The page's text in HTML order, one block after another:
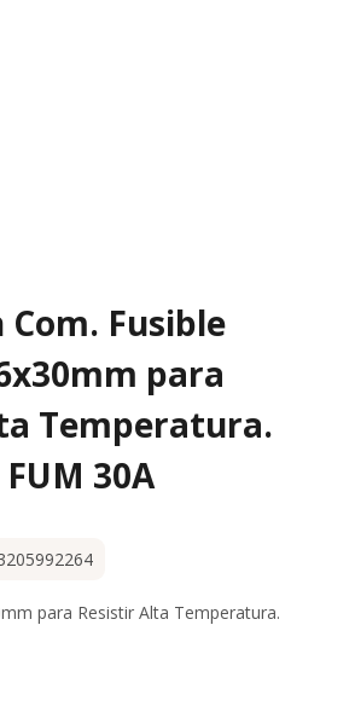
Fusible
para
Temperatura.
30A
para Resistir Alta Temperatura.